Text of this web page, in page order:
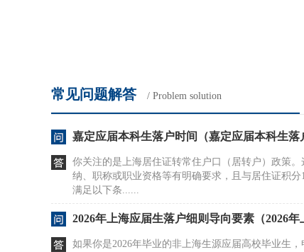
常见问题解答 / Problem solution
嘉定应届本科生落户时间（嘉定应届本科生落
你关注的是上海居住证转常住户口（居转户）政策
纳、职称或职业资格等有明确要求，且与居住证积
满足以下条......
2026年上海应届生落户细则导向要素（2026年
如果你是2026年毕业的非上海生源应届高校毕业生